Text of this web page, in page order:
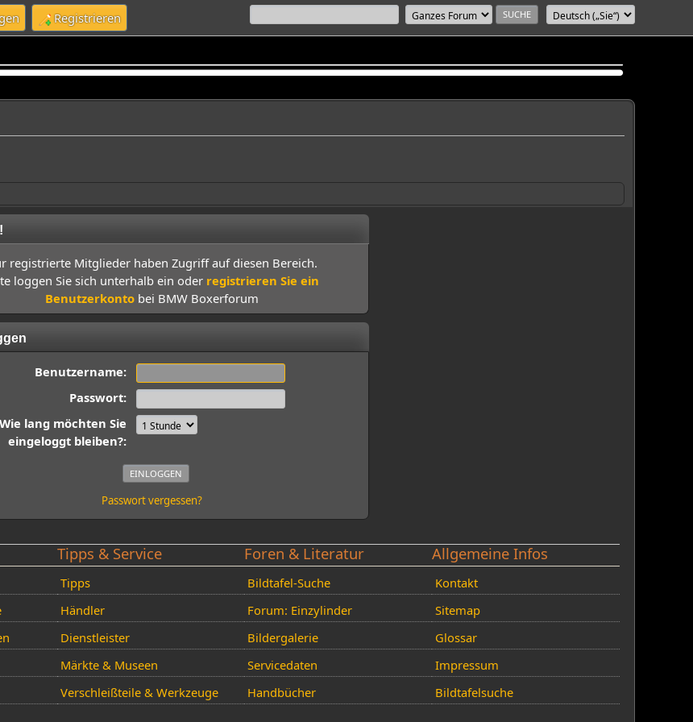
Registrieren
registrierte Mitglieder haben Zugriff auf diesen Bereich.
loggen Sie sich unterhalb ein oder registrieren Sie ein
Benutzerkontobei BMW Boxerforum
Benutzername:
Passwort:
Wie lang möchten Sie
eingeloggt bleiben?:
Passwort vergessen?
Tipps & Service
Tipps
Händler
Dienstleister
Märkte & Museen
Verschleißteile & Werkzeuge
Foren & Literatur
Bildtafel-Suche
Forum: Einzylinder
Bildergalerie
Servicedaten
Handbücher
Allgemeine Infos
Kontakt
Sitemap
Glossar
Impressum
Bildtafelsuche